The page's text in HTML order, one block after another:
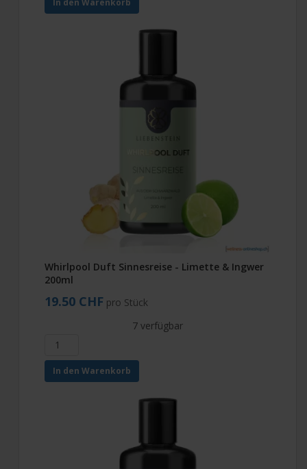
Whirlpool Duft Sinnesreise - Limette & Ingwer
200ml
19.50 CHF pro Stück
7 verfügbar
In den Warenkorb